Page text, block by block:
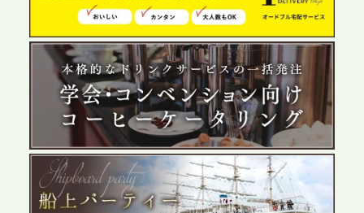
の離職防止に。オフィスや会議室で縁日気分を味わ
う「お祭りケータリング」の提供を開始
2026.5.29
プレスリリースのご案内｜ケータリングのセカンド
テーブル、群馬前橋支社を設立。再開発やオフィス
展開が進む前橋エリアの企業ニーズに応え、高品質
なサービスで各種イベント・懇親会をサポート
2026.5.27